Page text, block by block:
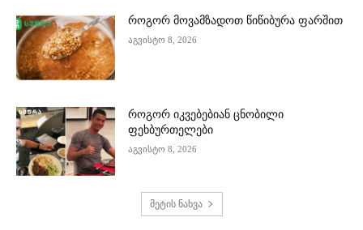
როგორ მოვამზადოთ წიწიბურა ფარშით
აგვისტო 8, 2026
როგორ იკვებებიან ცნობილი
ფეხბურთელები
აგვისტო 8, 2026
მეტის ნახვა